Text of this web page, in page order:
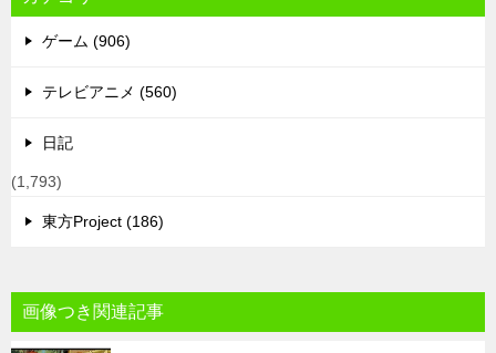
ゲーム (906)
テレビアニメ (560)
日記
(1,793)
東方Project (186)
画像つき関連記事